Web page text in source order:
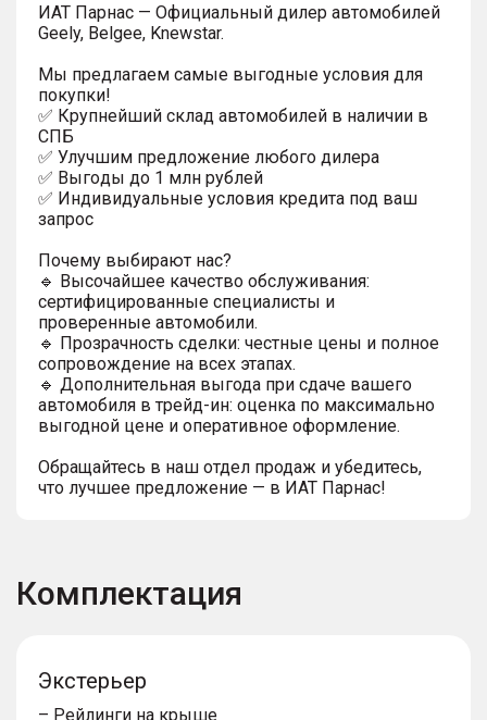
ИAT Парнас — Официальный дилер автомобилей
Geely, Belgee, Knewstar.
Мы предлагаем самые выгодные условия для
покупки!
✅ Крупнейший склад автомобилей в наличии в
СПБ
✅ Улучшим предложение любого дилера
✅ Выгoды до 1 млн рублей
✅ Индивидуальные условия кредита под ваш
запрос
Почему выбирают нас?
🔹 Высочайшее качество обслуживания:
сертифицированные специалисты и
проверенные автомобили.
🔹 Прозрачность сделки: честные цены и полное
сопровождение на всех этапах.
🔹 Дополнительная выгода при сдаче вашего
автомобиля в трейд-ин: оценка по максимально
выгодной цене и оперативное оформление.
Обращайтесь в наш отдел продаж и убедитесь,
что лучшее предложение — в ИАТ Парнас!
Комплектация
Экстерьер
– Рейлинги на крыше